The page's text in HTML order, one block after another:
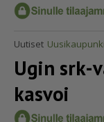
Uutiset Uusikaupunki
Ugin srk-
kasvoi